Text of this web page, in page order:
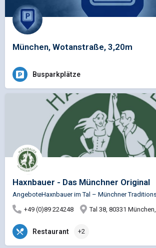
München, Wotanstraße, 3,20m
Busparkplätze
Haxnbauer - Das Münchner Original
+49 (0)89 224248
Tal 38, 80331
Restaurant +2